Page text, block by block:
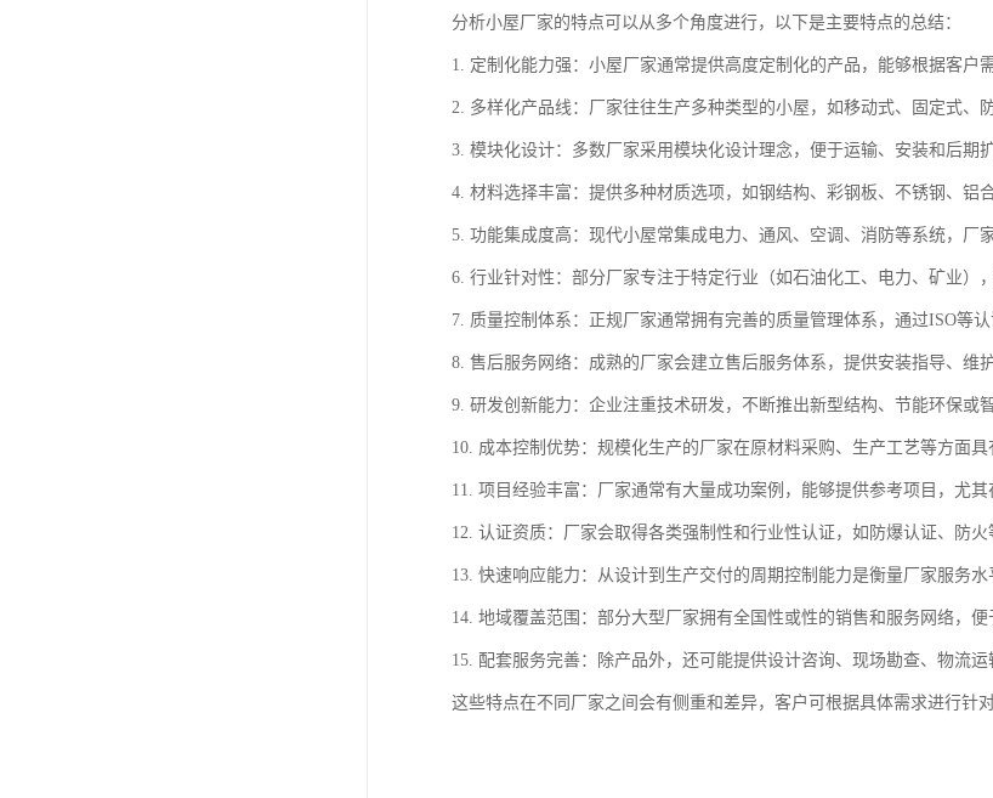
分析小屋厂家的特点可以从多个角度进行，以下是主要特点的总结：
1. 定制化能力强：小屋厂家通常提供高度定制化的产品，能够根据客户
2. 多样化产品线：厂家往往生产多种类型的小屋，如移动式、固定式、
3. 模块化设计：多数厂家采用模块化设计理念，便于运输、安装和后期
4. 材料选择丰富：提供多种材质选项，如钢结构、彩钢板、不锈钢、铝
5. 功能集成度高：现代小屋常集成电力、通风、空调、消防等系统，厂
6. 行业针对性：部分厂家专注于特定行业（如石油化工、电力、矿业）
7. 质量控制体系：正规厂家通常拥有完善的质量管理体系，通过ISO等
8. 售后服务网络：成熟的厂家会建立售后服务体系，提供安装指导、维
9. 研发创新能力：企业注重技术研发，不断推出新型结构、节能环保或
10. 成本控制优势：规模化生产的厂家在原材料采购、生产工艺等方面
11. 项目经验丰富：厂家通常有大量成功案例，能够提供参考项目，尤
12. 认证资质：厂家会取得各类强制性和行业性认证，如防爆认证、防火
13. 快速响应能力：从设计到生产交付的周期控制能力是衡量厂家服务水
14. 地域覆盖范围：部分大型厂家拥有全国性或性的销售和服务网络，便
15. 配套服务完善：除产品外，还可能提供设计咨询、现场勘查、物流运
这些特点在不同厂家之间会有侧重和差异，客户可根据具体需求进行针对